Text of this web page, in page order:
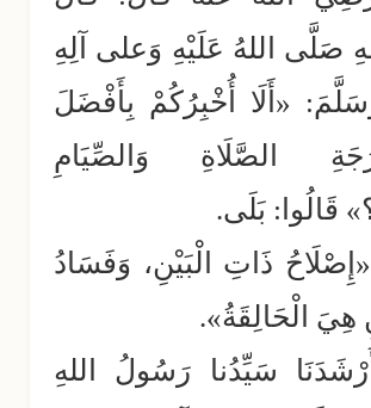
صَلَّى اللهُ عَلَيْهِ وَعلى آلِهِ
«أَلَا أُخْبِرُكُمْ بِأَفْضَلَ
الصَّلَاةِ وَالصِّيَامِ
قَالُوا: بَلَى.
ذَاتِ الْبَيْنِ، وَفَسَادُ
هِيَ الْحَالِقَةُ».
سَيِّدُنا رَسُولُ اللهِ